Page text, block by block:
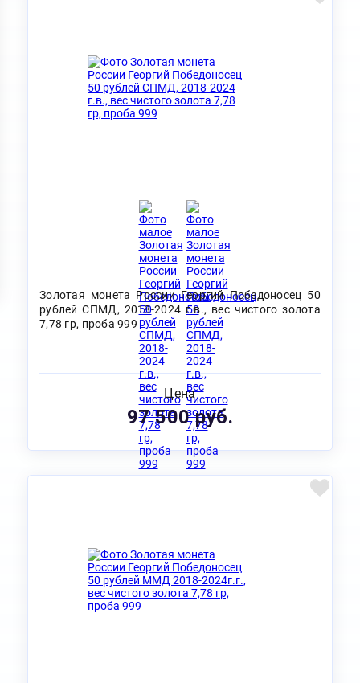
Золотая монета России Георгий Победоносец 50
рублей СПМД, 2018-2024 г.в., вес чистого золота
7,78 гр, проба 999
Цена
97 500 руб.